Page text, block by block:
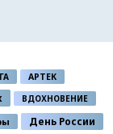
АРТЕК
ВДОХНОВЕНИЕ
День России